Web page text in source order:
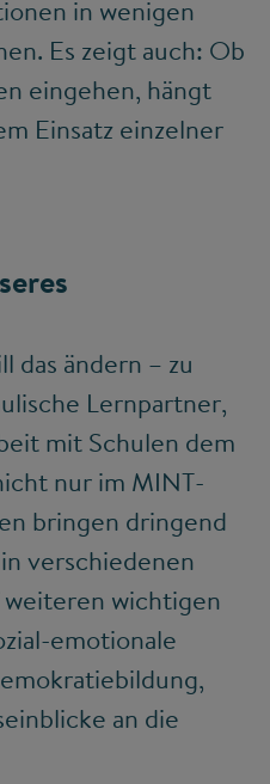
in wenigen
Es zeigt auch: Ob
eingehen, hängt
Einsatz einzelner
das ändern – zu
Lernpartner,
mit Schulen dem
nur im MINT-
bringen dringend
verschiedenen
wichtigen
emotionale
an die